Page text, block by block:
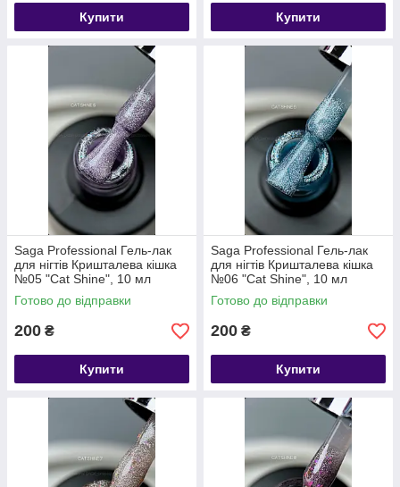
Купити Купити
Saga Professional Гель-лак
для нігтів Кришталева кішка
№05 "Cat Shine", 10 мл
Готово до відправки
200 ₴
Купити
Saga Professional Гель-лак
для нігтів Кришталева кішка
№06 "Cat Shine", 10 мл
Готово до відправки
200 ₴
Купити